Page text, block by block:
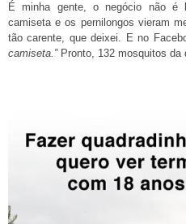
É minha gente, o negócio não é
camiseta e os pernilongos vieram
tão carente, que deixei. E no
camiseta.”Pronto, 132 mosquitos da